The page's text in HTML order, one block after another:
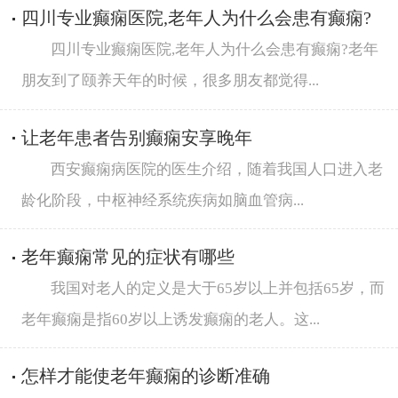
四川专业癫痫医院,老年人为什么会患有癫痫?
四川专业癫痫医院,老年人为什么会患有癫痫?老年
朋友到了颐养天年的时候，很多朋友都觉得...
让老年患者告别癫痫安享晚年
西安癫痫病医院的医生介绍，随着我国人口进入老
龄化阶段，中枢神经系统疾病如脑血管病...
老年癫痫常见的症状有哪些
我国对老人的定义是大于65岁以上并包括65岁，而
老年癫痫是指60岁以上诱发癫痫的老人。这...
怎样才能使老年癫痫的诊断准确